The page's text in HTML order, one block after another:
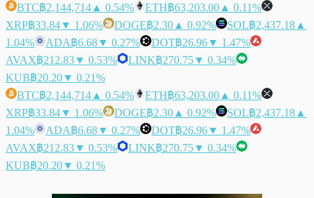
BTC฿2,144,714 ▲ 0.54% ETH฿63,203.00 ▲ 0.11%
XRP฿33.84▼ 1.06% DOGE฿2.30 ▲ 0.92% SOL฿2,437.18 ▲
1.04%
ADA฿6.68▼ 0.27% DOT฿26.96▼ 1.47%
AVAX฿212.83▼ 0.53% LINK฿270.75▼ 0.34%
KUB฿20.20▼ 0.21%
BTC฿2,144,714 ▲ 0.54% ETH฿63,203.00 ▲ 0.11%
XRP฿33.84▼ 1.06% DOGE฿2.30 ▲ 0.92% SOL฿2,437.18 ▲
1.04%
ADA฿6.68▼ 0.27% DOT฿26.96▼ 1.47%
AVAX฿212.83▼ 0.53% LINK฿270.75▼ 0.34%
KUB฿20.20▼ 0.21%